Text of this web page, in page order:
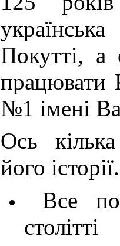
Покутті, а
працювати
№1 імені
Ось
його історії.
Все
столітті